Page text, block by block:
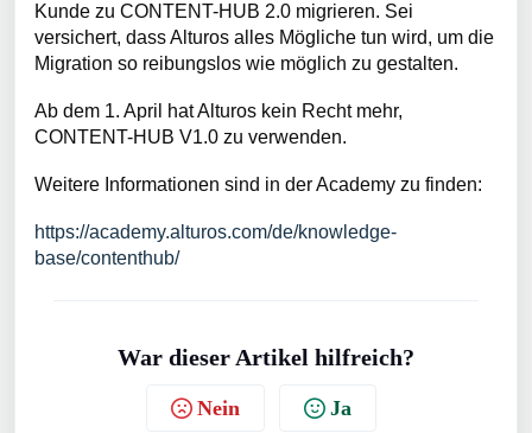
Kunde zu CONTENT-HUB 2.0 migrieren. Sei
versichert, dass Alturos alles Mögliche tun wird, um die
Migration so reibungslos wie möglich zu gestalten.
Ab dem 1. April hat Alturos kein Recht mehr,
CONTENT-HUB V1.0 zu verwenden.
Weitere Informationen sind in der Academy zu finden:
https://academy.alturos.com/de/knowledge-
base/contenthub/
War dieser Artikel hilfreich?
Nein Ja